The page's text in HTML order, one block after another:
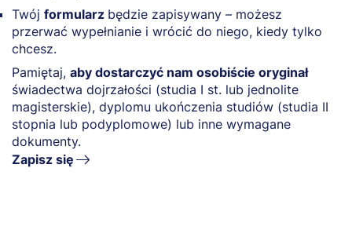
Twój formularz będzie zapisywany – możesz
przerwać wypełnianie i wrócić do niego, kiedy tylko
chcesz.
Pamiętaj, aby dostarczyć nam osobiście oryginał
świadectwa dojrzałości (studia I st. lub jednolite
magisterskie), dyplomu ukończenia studiów (studia II
stopnia lub podyplomowe) lub inne wymagane
dokumenty.
Zapisz się